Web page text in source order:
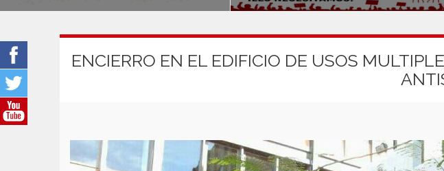
ENCIERRO EN EL EDIFICIO DE USOS